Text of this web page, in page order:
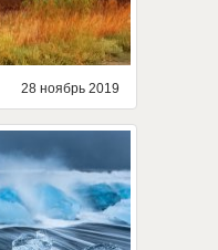
28 ноябрь 2019